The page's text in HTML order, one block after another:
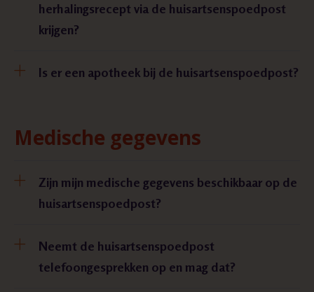
herhalingsrecept via de huisartsenspoedpost
krijgen?
Is er een apotheek bij de huisartsenspoedpost?
Medische gegevens
Zijn mijn medische gegevens beschikbaar op de
huisartsenspoedpost?
Neemt de huisartsenspoedpost
telefoongesprekken op en mag dat?